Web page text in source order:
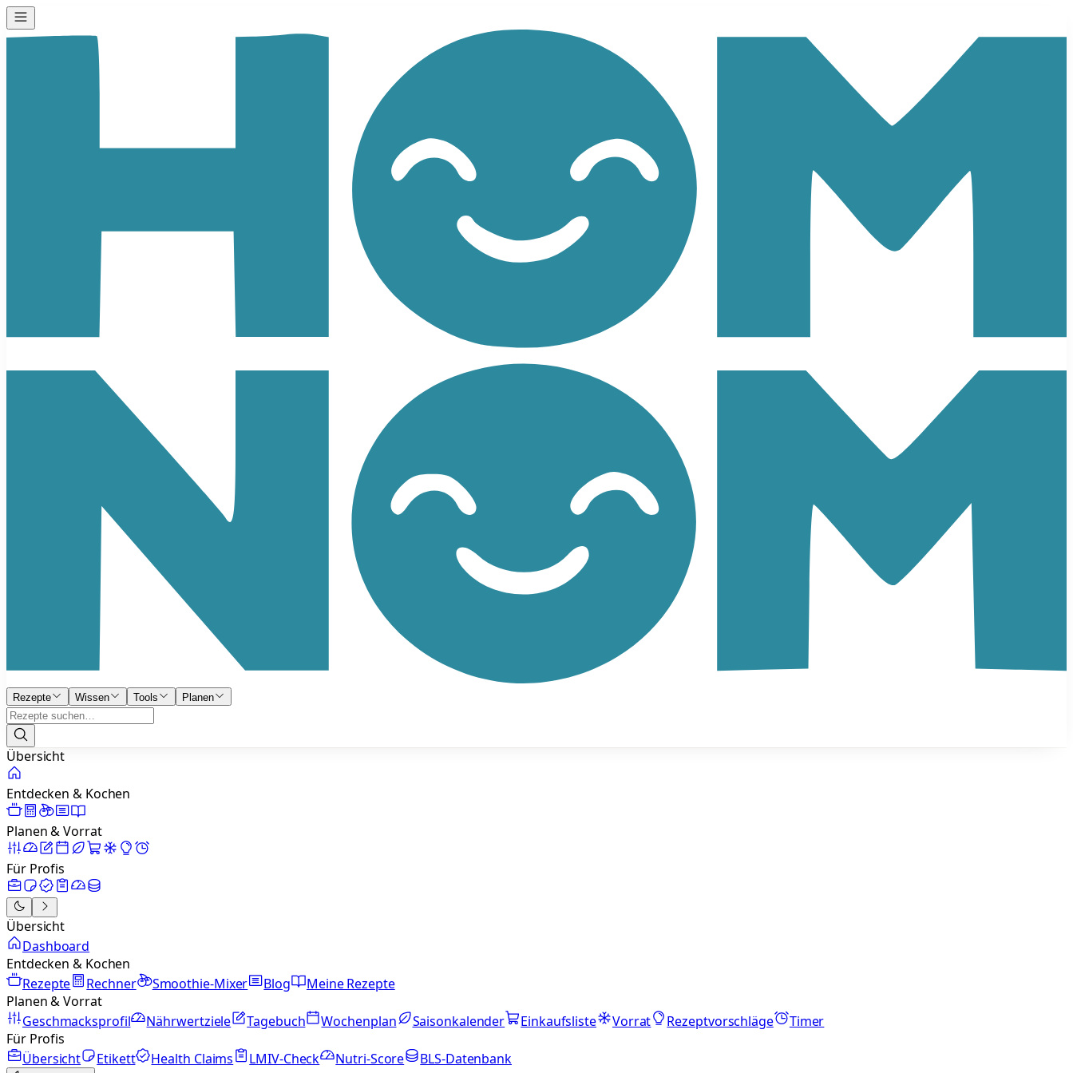
Rezepte Wissen Tools Planen
Übersicht
Entdecken & Kochen
Planen & Vorrat
Für Profis
Übersicht
Dashboard
Entdecken & Kochen
Rezepte
Rechner Smoothie-Mixer Blog
Meine Rezepte
Planen & Vorrat
Geschmacksprofil
Nährwertziele Tagebuch Wochenplan Saisonkalender Einkaufsliste Vorrat Rezeptvorschläge
Timer
Für Profis
Übersicht
Etikett Health Claims LMIV-Check Nutri-Score BLS-Datenbank